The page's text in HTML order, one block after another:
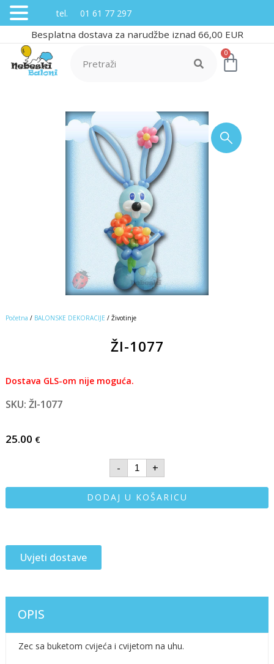
Besplatna dostava za narudžbe iznad 66,00 EUR
0
Početna / BALONSKE DEKORACIJE / Životinje
ŽI-1077
Dostava GLS-om nije moguća.
SKU: ŽI-1077
25.00 €
- +
DODAJ U KOŠARICU
Uvjeti dostave
OPIS
Zec sa buketom cvijeća i cvijetom na uhu.
tel. 01 61 77 297